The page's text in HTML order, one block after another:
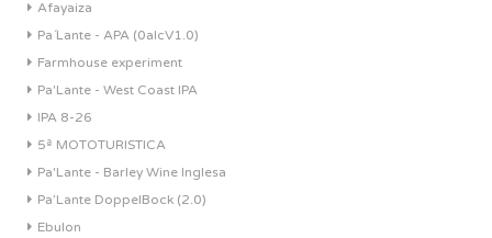
Afayaiza
Pa´Lante - APA (0alcV1.0)
Farmhouse experiment
Pa'Lante - West Coast IPA
IPA 8-26
5ª MOTOTURISTICA
Pa'Lante - Barley Wine Inglesa
Pa’Lante DoppelBock (2.0)
Ebulon